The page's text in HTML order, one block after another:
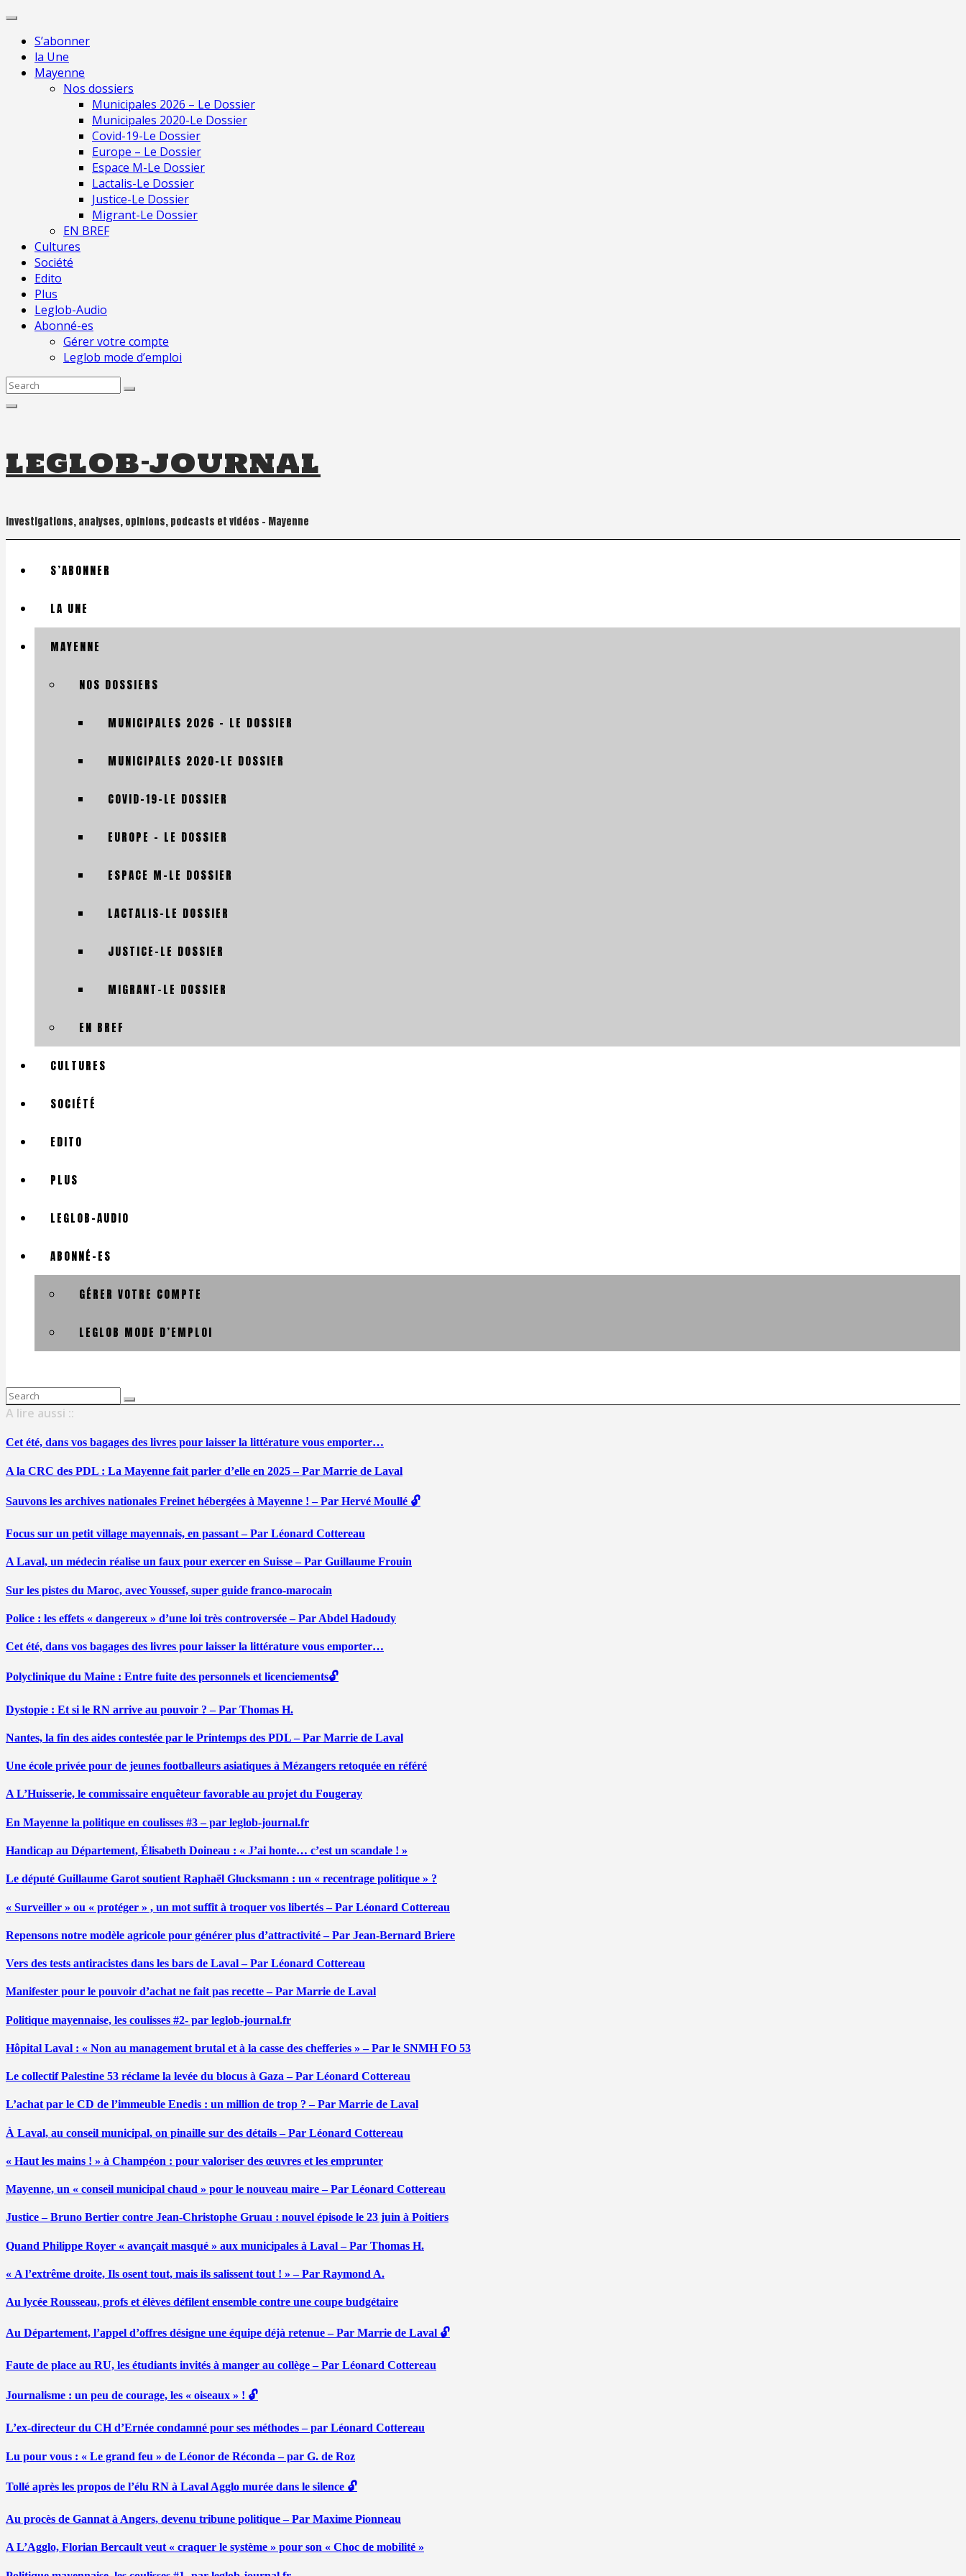
Skip
contentS’abonner
la Une
Mayenne
Nos dossiers
Municipales 2026 – Le Dossier
Municipales 2020-Le Dossier
Covid-19-Le Dossier
Europe – Le Dossier
Espace M-Le Dossier
Lactalis-Le Dossier
Justice-Le Dossier
Migrant-Le Dossier
EN BREF
Cultures
Société
Edito
Plus
Leglob-Audio
Abonné-es
Gérer votre compte
Leglob mode d’emploi
Search
leglob-journal
Investigations, analyses, opinions, podcasts et vidéos – Mayenne
S’ABONNER
LA UNE
MAYENNE
NOS DOSSIERS
MUNICIPALES 2026 – LE DOSSIER
MUNICIPALES 2020-LE DOSSIER
COVID-19-LE DOSSIER
EUROPE – LE DOSSIER
ESPACE M-LE DOSSIER
LACTALIS-LE DOSSIER
JUSTICE-LE DOSSIER
MIGRANT-LE DOSSIER
EN BREF
CULTURES
SOCIÉTÉ
EDITO
PLUS
LEGLOB-AUDIO
ABONNÉ-ES
GÉRER VOTRE COMPTE
LEGLOB MODE D’EMPLOI
Search
for:
A lire aussi ::
Cet été, dans vos bagages des livres pour laisser la littérature vous emporter…
A la CRC des PDL : La Mayenne fait parler d’elle en 2025 – Par Marrie de Laval
Sauvons les archives nationales Freinet hébergées à Mayenne ! – Par Hervé Moullé 🔓
Focus sur un petit village mayennais, en passant – Par Léonard Cottereau
A Laval, un médecin réalise un faux pour exercer en Suisse – Par Guillaume Frouin
Sur les pistes du Maroc, avec Youssef, super guide franco-marocain
Police : les effets « dangereux » d’une loi très controversée – Par Abdel Hadoudy
Cet été, dans vos bagages des livres pour laisser la littérature vous emporter…
Polyclinique du Maine : Entre fuite des personnels et licenciements🔓
Dystopie : Et si le RN arrive au pouvoir ? – Par Thomas H.
Nantes, la fin des aides contestée par le Printemps des PDL – Par Marrie de Laval
Une école privée pour de jeunes footballeurs asiatiques à Mézangers retoquée en référé
A L’Huisserie, le commissaire enquêteur favorable au projet du Fougeray
En Mayenne la politique en coulisses #3 – par leglob-journal.fr
Handicap au Département, Élisabeth Doineau : « J’ai honte… c’est un scandale ! »
Le député Guillaume Garot soutient Raphaël Glucksmann : un « recentrage politique » ?
« Surveiller » ou « protéger » , un mot suffit à troquer vos libertés – Par Léonard Cottereau
Repensons notre modèle agricole pour générer plus d’attractivité – Par Jean-Bernard Briere
Vers des tests antiracistes dans les bars de Laval – Par Léonard Cottereau
Manifester pour le pouvoir d’achat ne fait pas recette – Par Marrie de Laval
Politique mayennaise, les coulisses #2- par leglob-journal.fr
Hôpital Laval : « Non au management brutal et à la casse des chefferies » – Par le SNMH FO 53
Le collectif Palestine 53 réclame la levée du blocus à Gaza – Par Léonard Cottereau
L’achat par le CD de l’immeuble Enedis : un million de trop ? – Par Marrie de Laval
À Laval, au conseil municipal, on pinaille sur des détails – Par Léonard Cottereau
« Haut les mains ! » à Champéon : pour valoriser des œuvres et les emprunter
Mayenne, un « conseil municipal chaud » pour le nouveau maire – Par Léonard Cottereau
Justice – Bruno Bertier contre Jean-Christophe Gruau : nouvel épisode le 23 juin à Poitiers
Quand Philippe Royer « avançait masqué » aux municipales à Laval – Par Thomas H.
« A l’extrême droite, Ils osent tout, mais ils salissent tout ! » – Par Raymond A.
Au lycée Rousseau, profs et élèves défilent ensemble contre une coupe budgétaire
Au Département, l’appel d’offres désigne une équipe déjà retenue – Par Marrie de Laval 🔓
Faute de place au RU, les étudiants invités à manger au collège – Par Léonard Cottereau
Journalisme : un peu de courage, les « oiseaux » ! 🔓
L’ex-directeur du CH d’Ernée condamné pour ses méthodes – par Léonard Cottereau
Lu pour vous : « Le grand feu » de Léonor de Réconda – par G. de Roz
Tollé après les propos de l’élu RN à Laval Agglo murée dans le silence 🔓
Au procès de Gannat à Angers, devenu tribune politique – Par Maxime Pionneau
A L’Agglo, Florian Bercault veut « craquer le système » pour son « Choc de mobilité »